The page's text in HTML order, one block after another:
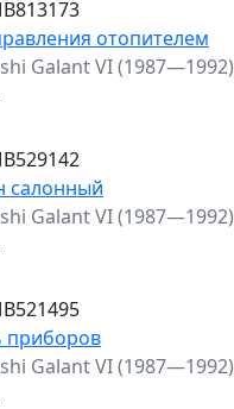
отопителем
Galant VI (1987—1992)
салонный
Galant VI (1987—1992)
приборов
Galant VI (1987—1992)